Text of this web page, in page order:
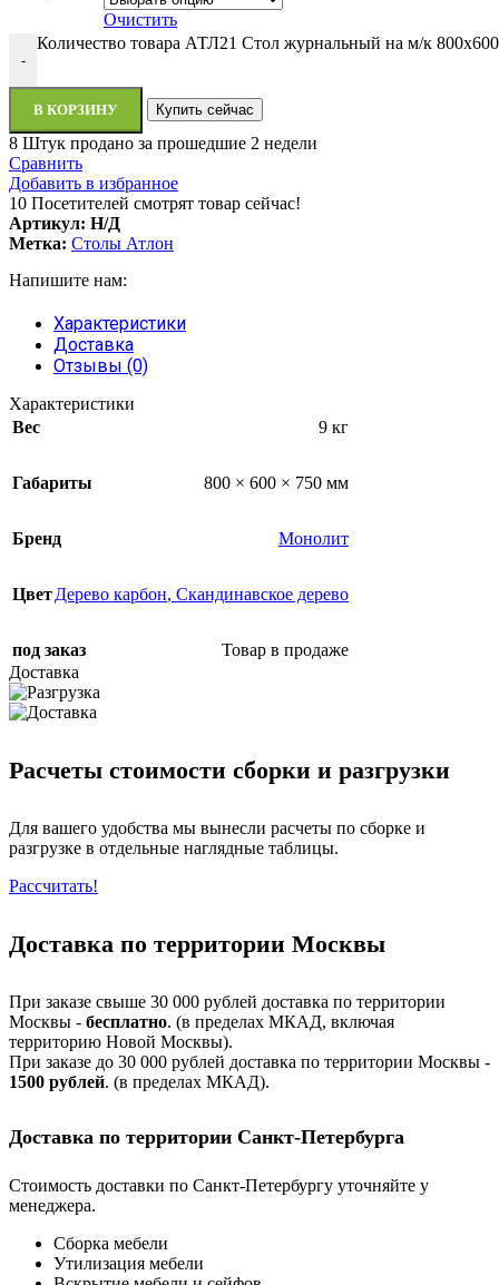
Очистить
-
Количество товара АТЛ21 Стол журнальный на м/к
В КОРЗИНУ Купить сейчас
8 Штук продано за прошедшие 2 недели
Сравнить
Добавить в избранное
10 Посетителей смотрят товар сейчас!
Артикул: Н/Д
Метка: Столы Атлон
Напишите нам:
Характеристики
Доставка
Отзывы (0)
Характеристики
Вес
9 кг
Габариты 800 × 600 × 750 мм
Бренд Монолит
ЦветДерево карбон, Скандинавское дерево
под заказ
Товар в продаже
Доставка
Расчеты стоимости сборки и разгрузки
Для вашего удобства мы вынесли расчеты по сборке и
разгрузке в отдельные наглядные таблицы.
Рассчитать!
Доставка по территории Москвы
При заказе свыше 30 000 рублей доставка по территории
Москвы - бесплатно. (в пределах МКАД, включая
территорию Новой Москвы).
При заказе до 30 000 рублей доставка по территории Москвы -
1500 рублей. (в пределах МКАД).
Доставка по территории Санкт-Петербурга
Стоимость доставки по Санкт-Петербургу уточняйте у
менеджера.
Сборка мебели
Утилизация мебели